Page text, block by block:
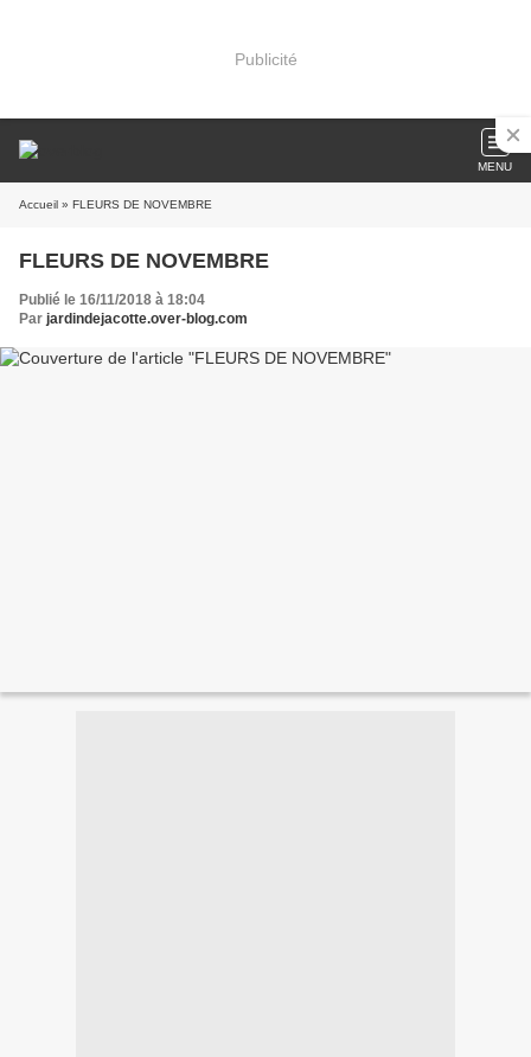
Publicité
MENU
Accueil » FLEURS DE NOVEMBRE
FLEURS DE NOVEMBRE
Publié le 16/11/2018 à 18:04
Par jardindejacotte.over-blog.com